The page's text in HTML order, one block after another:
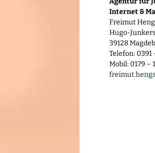
Internet &
Freimut
Hugo-
39128
Telefon: 0391
Mobil: 0179 –